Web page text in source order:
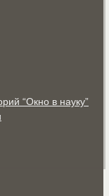
“Окно в науку”